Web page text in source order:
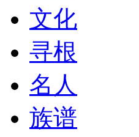
文化
寻根
名人
族谱